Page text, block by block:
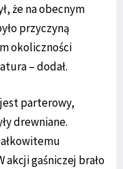
że na obecnym
przyczyną
okoliczności
– dodał.
parterowy,
drewniane.
akcji gaśniczej brało